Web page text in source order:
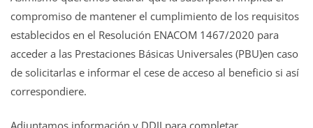
compromiso de mantener el cumplimiento de los requisitos
establecidos en el Resolución ENACOM 1467/2020 para
acceder a las Prestaciones Básicas Universales (PBU)en caso
de solicitarlas e informar el cese de acceso al beneficio si así
correspondiere.